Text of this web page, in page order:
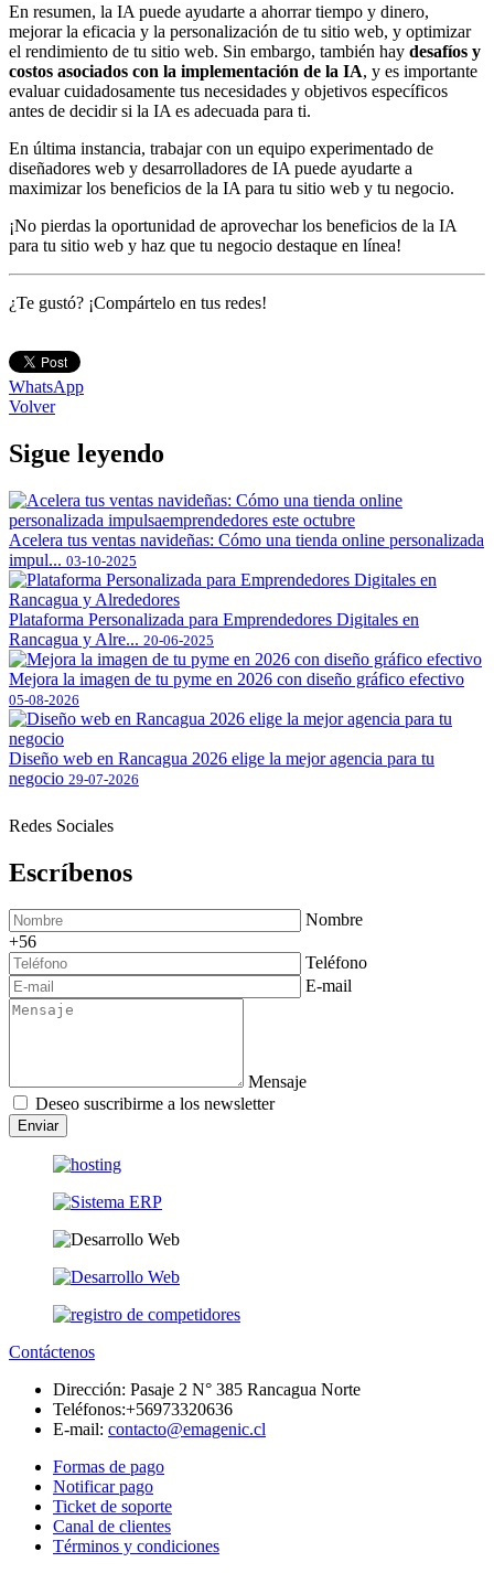
En resumen, la IA puede ayudarte a ahorrar tiempo y dinero,
mejorar la eficacia y la personalización de tu sitio web, y optimizar
el rendimiento de tu sitio web. Sin embargo, también hay desafíos y
costos asociados con la implementación de la IA, y es importante
evaluar cuidadosamente tus necesidades y objetivos específicos
antes de decidir si la IA es adecuada para ti.
En última instancia, trabajar con un equipo experimentado de
diseñadores web y desarrolladores de IA puede ayudarte a
maximizar los beneficios de la IA para tu sitio web y tu negocio.
¡No pierdas la oportunidad de aprovechar los beneficios de la IA
para tu sitio web y haz que tu negocio destaque en línea!
¿Te gustó? ¡Compártelo en tus redes!
WhatsApp
Volver
Sigue leyendo
Acelera tus ventas navideñas: Cómo una tienda online personalizada
impul... 03-10-2025
Plataforma Personalizada para Emprendedores Digitales en
Rancagua y Alre... 20-06-2025
Mejora la imagen de tu pyme en 2026 con diseño gráfico efectivo
05-08-2026
Diseño web en Rancagua 2026 elige la mejor agencia para tu
negocio 29-07-2026
Redes Sociales
Escríbenos
Nombre
+56
Teléfono
E-mail
Mensaje
Deseo suscribirme a los newsletter
Enviar
Contáctenos
Dirección: Pasaje 2 N° 385 Rancagua Norte
Teléfonos:+56973320636
E-mail: contacto@emagenic.cl
Formas de pago
Notificar pago
Ticket de soporte
Canal de clientes
Términos y condiciones